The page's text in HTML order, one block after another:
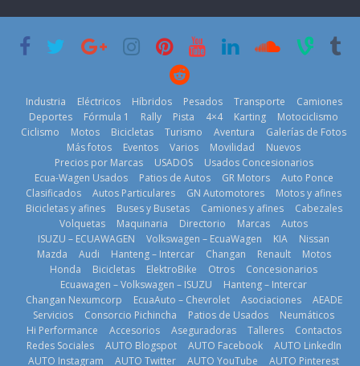
renovable
25 de julio de
Nuevo SUV
Honda ZR-V
Advanced
Hybrid para el
mercado local
23 de julio de
2026
Kia reúne a
jugadores de
fútbol de todo
el mundo en
‘Kia OMBC
Cup’
6 de mayo de
2026
3 de agosto de
La FEDAK
recibe 12
Sinotruk
Bolden para
cubrir las rutas
de La Vuelta
31 de julio de
2026
Industria Eléctricos Híbridos Pesados Transporte
Camiones
Deportes
Fórmula 1 Rally Pista 4×4 Karting
Motociclismo
Ciclismo
Motos Bicicletas Turismo Aventura
Galerías de Fotos
Más fotos
Eventos Varios Movilidad
Nuevos
Precios por Marcas
USADOS
Usados Concesionarios
Ecua-Wagen Usados
Patios de Autos GR Motors
Auto Ponce
Clasificados
Autos Particulares GN Automotores
Motos y afines
Bicicletas y afines
Buses y Busetas Camiones y afines
Cabezales
Volquetas
Maquinaria Directorio Marcas
Autos
ISUZU – ECUAWAGEN
Volkswagen – EcuaWagen KIA
Nissan
Mazda
Audi Hanteng – Intercar Changan Renault
Motos
Honda
Bicicletas ElektroBike Otros
Concesionarios
Ecuawagen – Volkswagen – ISUZU
Hanteng – Intercar
Changan Nexumcorp
EcuaAuto – Chevrolet Asociaciones
AEADE
Servicios
Consorcio Pichincha Patios de Usados
Neumáticos
Hi Performance
Accesorios Aseguradoras Talleres
Contactos
Redes Sociales
AUTO Blogspot AUTO Facebook
AUTO LinkedIn
AUTO Instagram
AUTO Twitter AUTO YouTube AUTO Pinterest